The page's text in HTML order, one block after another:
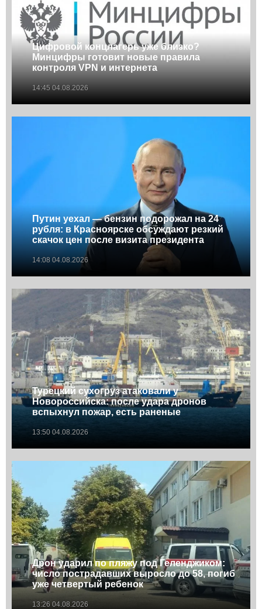
Цифровой концлагерь уже близко?
Минцифры готовит новые правила
контроля VPN и интернета
14:45 04.08.2026
Путин уехал — бензин подорожал на 24
рубля: в Красноярске обсуждают резкий
скачок цен после визита президента
14:08 04.08.2026
Турецкий сухогруз атаковали у
Новороссийска: после удара дронов
вспыхнул пожар, есть раненые
13:50 04.08.2026
Дрон ударил по пляжу под Геленджиком:
число пострадавших выросло до 58, погиб
уже четвертый ребенок
13:26 04.08.2026